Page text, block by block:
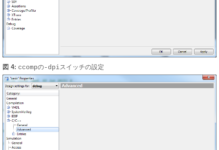
図 4: ccompの-dpiスイッチの設定